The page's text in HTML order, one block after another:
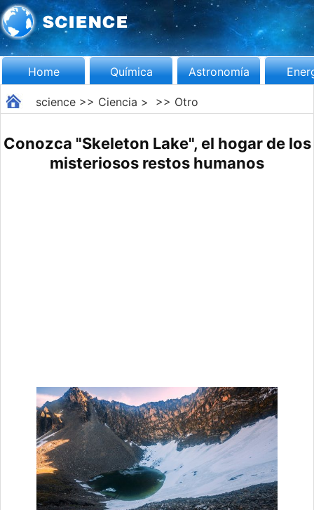
Home Química Astronomía
science>> Ciencia > >> Otro
Conozca "Skeleton Lake", el hogar de los
misteriosos restos humanos